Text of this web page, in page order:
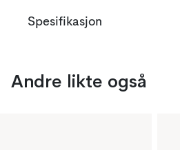
Spesifikasjon
Andre likte også